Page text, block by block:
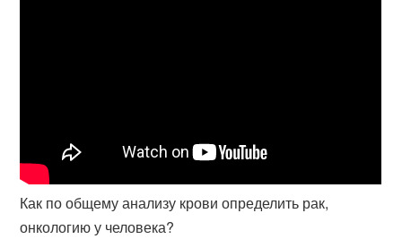
Как по общему анализу крови определить рак,
онкологию у человека?